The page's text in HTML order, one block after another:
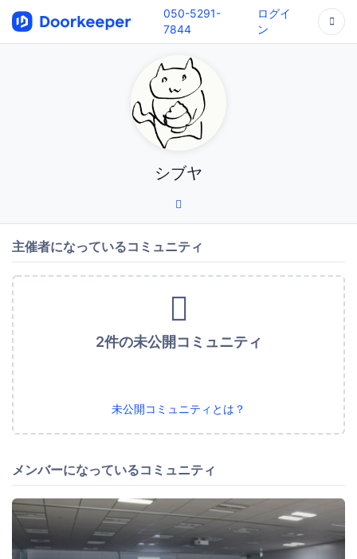
050-5291-
7844
ログイ
ン
シブヤ
主催者になっているコミュニティ
2件の未公開コミュニティ
未公開コミュニティとは？
メンバーになっているコミュニティ